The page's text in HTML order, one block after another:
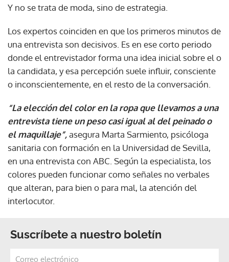
Y no se trata de moda, sino de estrategia.
Los expertos coinciden en que los primeros minutos de
una entrevista son decisivos. Es en ese corto periodo
donde el entrevistador forma una idea inicial sobre el o
la candidata, y esa percepción suele influir, consciente
o inconscientemente, en el resto de la conversación.
“La elección del color en la ropa que llevamos a una
entrevista tiene un peso casi igual al del peinado o
el maquillaje”,asegura Marta Sarmiento, psicóloga
sanitaria con formación en la Universidad de Sevilla,
en una entrevista con ABC. Según la especialista, los
colores pueden funcionar como señales no verbales
que alteran, para bien o para mal, la atención del
interlocutor.
Suscríbete a nuestro boletín